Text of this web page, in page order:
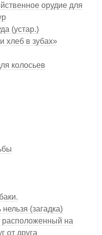
орудие для
(устар.)
хлеб в зубах»
колосьев
(загадка)
расположенный на
от друга